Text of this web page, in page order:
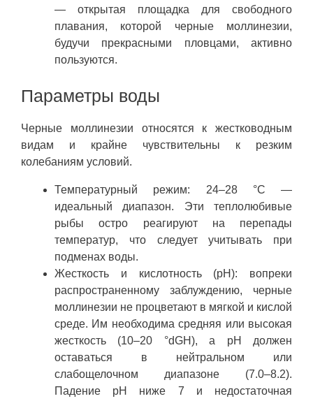
— открытая площадка для свободного
плавания, которой черные моллинезии,
будучи прекрасными пловцами, активно
пользуются.
Параметры воды
Черные моллинезии относятся к жестководным
видам и крайне чувствительны к резким
колебаниям условий.
Температурный режим: 24–28 °C —
идеальный диапазон. Эти теплолюбивые
рыбы остро реагируют на перепады
температур, что следует учитывать при
подменах воды.
Жесткость и кислотность (pH): вопреки
распространенному заблуждению, черные
моллинезии не процветают в мягкой и кислой
среде. Им необходима средняя или высокая
жесткость (10–20 °dGH), а pH должен
оставаться в нейтральном или
слабощелочном диапазоне (7.0–8.2).
Падение pH ниже 7 и недостаточная